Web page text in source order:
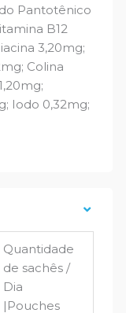
Pantotênico
B12
3,20mg;
Colina
Iodo 0,32mg;
Quantidade
de sachês /
Dia
|Pouches